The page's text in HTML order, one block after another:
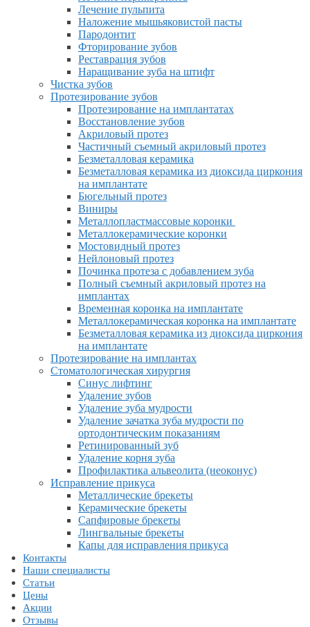
Лечение пульпита
Наложение мышьяковистой пасты
Пародонтит
Фторирование зубов
Реставрация зубов
Наращивание зуба на штифт
Чистка зубов
Протезирование зубов
Протезирование на имплантатах
Восстановление зубов
Акриловый протез
Частичный съемный акриловый протез
Безметалловая керамика
Безметалловая керамика из диоксида циркония
на имплантате
Бюгельный протез
Виниры
Металлопластмассовые коронки
Металлокерамические коронки
Мостовидный протез
Нейлоновый протез
Починка протеза с добавлением зуба
Полный съемный акриловый протез на
имплантах
Временная коронка на имплантате
Металлокерамическая коронка на имплантате
Безметалловая керамика из диоксида циркония
на имплантате
Протезирование на имплантах
Стоматологическая хирургия
Синус лифтинг
Удаление зубов
Удаление зуба мудрости
Удаление зачатка зуба мудрости по
ортодонтическим показаниям
Ретинированный зуб
Удаление корня зуба
Профилактика альвеолита (неоконус)
Исправление прикуса
Металлические брекеты
Керамические брекеты
Сапфировые брекеты
Лингвальные брекеты
Капы для исправления прикуса
Контакты
Наши специалисты
Статьи
Цены
Акции
Отзывы